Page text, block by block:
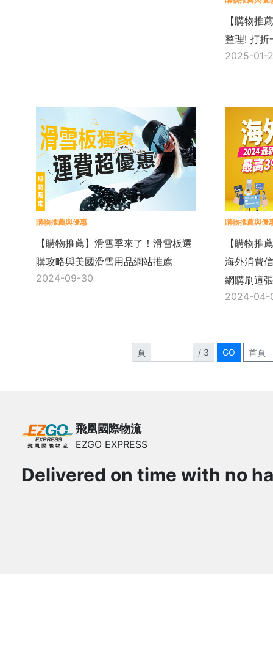
【購物推
整理! 打折
2025-01-
購物推薦與優惠
【購物推薦】滑雪季來了！滑雪板選
購攻略與美國滑雪用品網站推薦
2024-09-30
購物推薦與優
【購物推
海外消費
網購刷這
2024-04-
頁 / 3
飛凰國際物流
EZGO EXPRESS
Delivered on time with no